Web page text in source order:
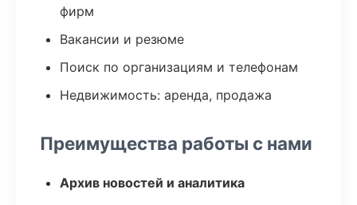
фирм
Вакансии и резюме
Поиск по организациям и телефонам
Недвижимость: аренда, продажа
Преимущества работы с нами
Архив новостей и аналитика